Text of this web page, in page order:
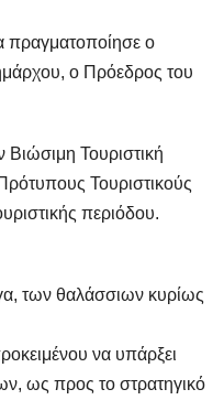
πραγματοποίησε ο
ο Πρόεδρος του
Βιώσιμη Τουριστική
Τουριστικούς
περιόδου.
των θαλάσσιων κυρίως
να υπάρξει
ως προς το στρατηγικό